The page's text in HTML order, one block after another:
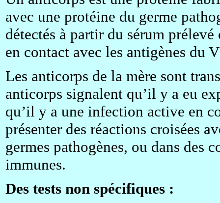
avec une protéine du germe
détectés à partir du sérum
en contact avec les antigènes du
Les anticorps de la mère sont
anticorps signalent qu’il y a eu
qu’il y a une infection active en
présenter des réactions croisées
germes pathogènes, ou dans des
immunes.
Des tests non spécifiques :